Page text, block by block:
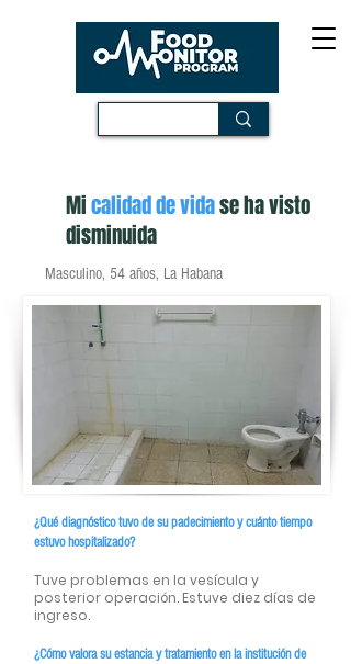
Micalidad de vidase ha visto
disminuida
Masculino, 54 años, La Habana
¿Qué diagnóstico tuvo de su padecimiento y cuánto tiempo
estuvo hospitalizado?
Tuve problemas en la vesícula y
posterior operación. Estuve diez días de
ingreso.
¿Cómo valora su estancia y tratamiento en la institución de